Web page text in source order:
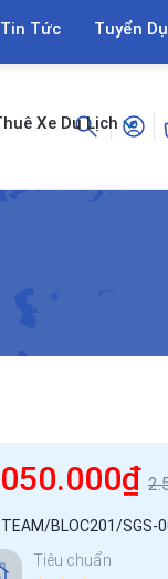
Tin Tức Tuyển
Xe Du Lịch
TEAM/BLOC201/SGS-
Tiêu chuẩn